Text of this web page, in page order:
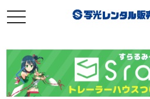
toggle
navigation